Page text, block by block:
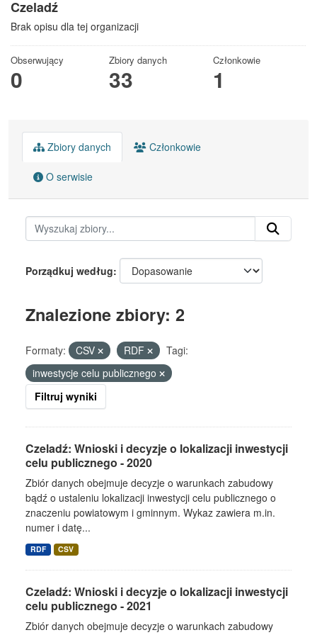
Czeladź
Brak opisu dla tej organizacji
Obserwujący
0
Zbiory danych
33
Członkowie
1
Zbiory danych Członkowie
O serwisie
Porządkuj według
Znalezione zbiory: 2
Formaty: CSV RDF
Tagi:
inwestycje celu publicznego
Filtruj wyniki
Czeladź: Wnioski i decyzje o lokalizacji inwestycji
celu publicznego - 2020
Zbiór danych obejmuje decyzje o warunkach zabudowy
bądź o ustaleniu lokalizacji inwestycji celu publicznego o
znaczeniu powiatowym i gminnym. Wykaz zawiera m.in.
numer i datę...
RDF CSV
Czeladź: Wnioski i decyzje o lokalizacji inwestycji
celu publicznego - 2021
Zbiór danych obejmuje decyzje o warunkach zabudowy